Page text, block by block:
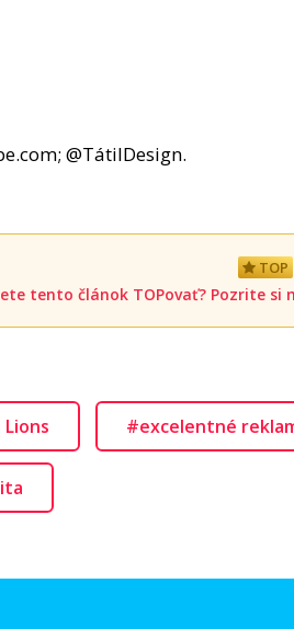
@TátilDesign.
TOP
tento článok TOPovať? Pozrite
#excelentné